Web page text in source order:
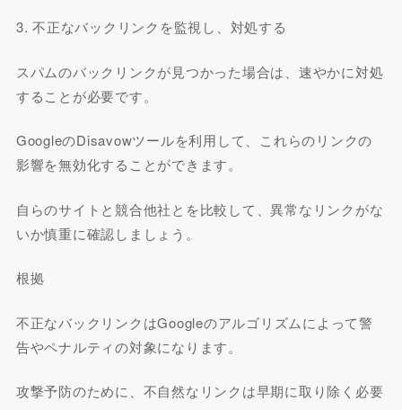
3. 不正なバックリンクを監視し、対処する
スパムのバックリンクが見つかった場合は、速やかに対処
することが必要です。
GoogleのDisavowツールを利用して、これらのリンクの
影響を無効化することができます。
自らのサイトと競合他社とを比較して、異常なリンクがな
いか慎重に確認しましょう。
根拠
不正なバックリンクはGoogleのアルゴリズムによって警
告やペナルティの対象になります。
攻撃予防のために、不自然なリンクは早期に取り除く必要